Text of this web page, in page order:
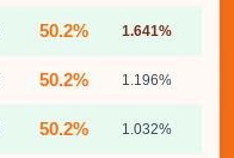
50.2% 1.641%
50.2% 1.196%
50.2% 1.032%